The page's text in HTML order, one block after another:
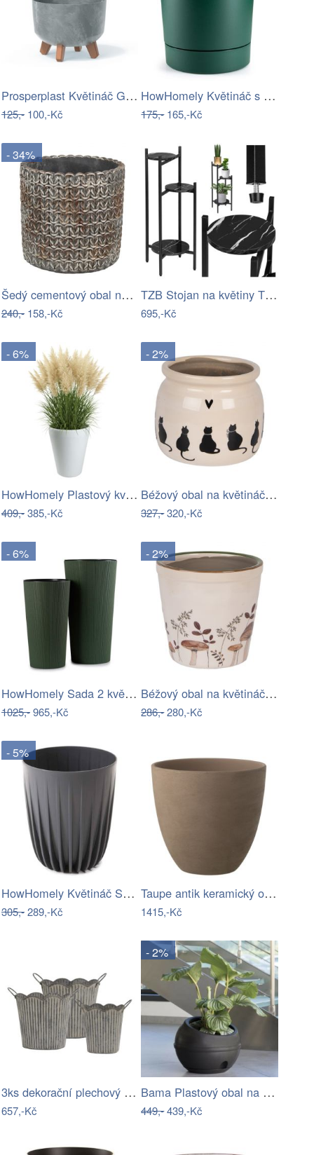
Prosperplast Květináč GRACIE EFFECT II…
125,- 100,-Kč
HowHomely Květináč s podmiskou AZALEA…
175,-165,-Kč
- 34%
Šedý cementový obal na květináč s…
240,- 158,-Kč
TZB Stojan na květiny TRETORRI černý…
695,-Kč
- 6%
HowHomely Plastový květináč PUREA 51x39…
409,-385,-Kč
- 2%
Béžový obal na květináč s kočkami a…
327,-320,-Kč
- 6%
HowHomely Sada 2 květináčů URBANICA ECO…
1025,-965,-Kč
- 2%
Béžový obal na květináč s houbičkami…
286,-280,-Kč
- 5%
HowHomely Květináč STRIPPED ECO V 30 cm…
305,-289,-Kč
Taupe antik keramický obal na květináč…
1415,-Kč
3ks dekorační plechový antik květináč s…
657,-Kč
- 2%
Bama Plastový obal na květináč Sfera…
449,-439,-Kč